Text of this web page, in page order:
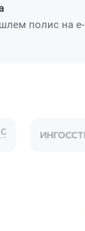
полис на e-